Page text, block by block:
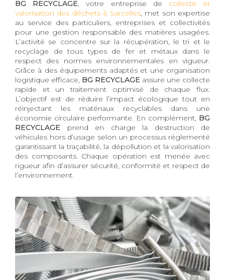
BG RECYCLAGE, votre entreprise de collecte et
valorisation des déchets à Sarcelles, met son expertise
au service des particuliers, entreprises et collectivités
pour une gestion responsable des matières usagées.
L’activité se concentre sur la récupération, le tri et le
recyclage de tous types de fer et métaux dans le
respect des normes environnementales en vigueur.
Grâce à des équipements adaptés et une organisation
logistique efficace, BG RECYCLAGE assure une collecte
rapide et un traitement optimisé de chaque flux.
L’objectif est de réduire l’impact écologique tout en
réinjectant les matériaux recyclables dans une
économie circulaire performante. En complément, BG
RECYCLAGE prend en charge la destruction de
véhicules hors d’usage selon un processus réglementé
garantissant la traçabilité, la dépollution et la valorisation
des composants. Chaque opération est menée avec
rigueur afin d’assurer sécurité, conformité et respect de
l’environnement.